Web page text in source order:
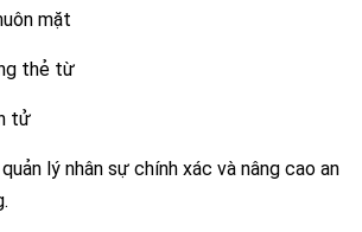
mặt
thẻ từ
tử
lý nhân sự chính xác và nâng cao an